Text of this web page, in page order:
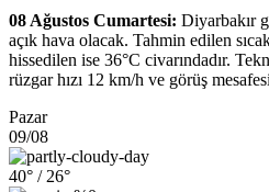
08 Ağustos Cumartesi: Diyarbakır
açık hava olacak. Tahmin edilen
hissedilen ise 36°C civarındadır.
rüzgar hızı 12 km/h ve görüş
Pazar
09/08
40° / 26°